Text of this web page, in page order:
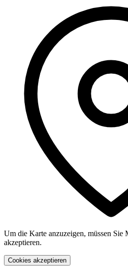
Um die Karte anzuzeigen, müssen Sie
akzeptieren.
Cookies akzeptieren